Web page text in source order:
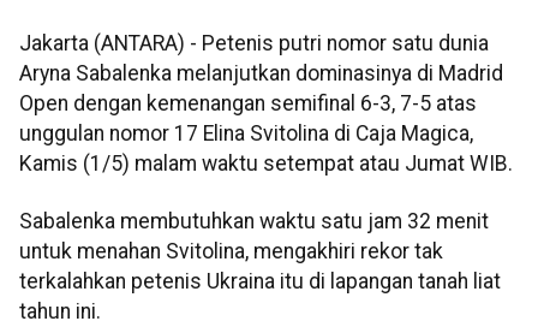
Jakarta (ANTARA) - Petenis putri nomor satu dunia
Aryna Sabalenka melanjutkan dominasinya di Madrid
Open dengan kemenangan semifinal 6-3, 7-5 atas
unggulan nomor 17 Elina Svitolina di Caja Magica,
Kamis (1/5) malam waktu setempat atau Jumat WIB.
Sabalenka membutuhkan waktu satu jam 32 menit
untuk menahan Svitolina, mengakhiri rekor tak
terkalahkan petenis Ukraina itu di lapangan tanah liat
tahun ini.